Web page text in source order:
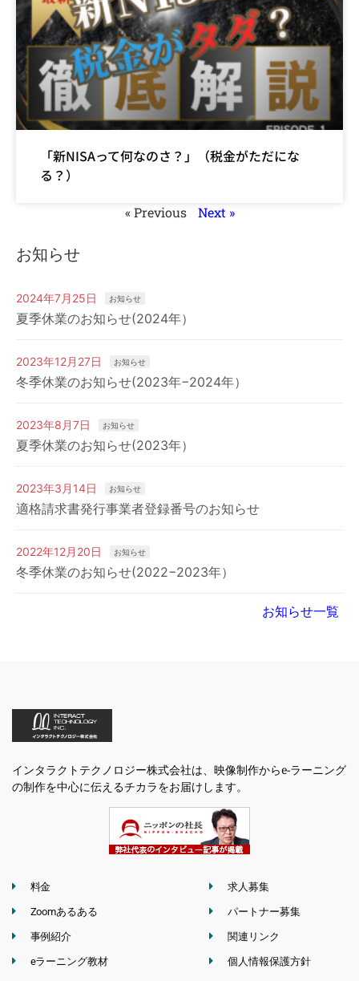
「新NISAって何なのさ？」（税金がただにな
る？）
« Previous Next »
お知らせ
2024年7月25日 お知らせ
夏季休業のお知らせ(2024年）
2023年12月27日 お知らせ
冬季休業のお知らせ(2023年−2024年）
2023年8月7日 お知らせ
夏季休業のお知らせ(2023年）
2023年3月14日 お知らせ
適格請求書発行事業者登録番号のお知らせ
2022年12月20日 お知らせ
冬季休業のお知らせ(2022−2023年）
お知らせ一覧
インタラクトテクノロジー株式会社は、映像制作からe-ラーニング
の制作を中心に伝えるチカラをお届けします。
料金
Zoomあるある
事例紹介
eラーニング教材
求人募集
パートナー募集
関連リンク
個人情報保護方針